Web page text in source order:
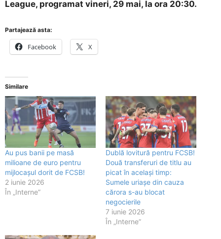
League, programat vineri, 29 mai, la ora 20:30.
Partajează asta:
Facebook X
Similare
Au pus banii pe masă
milioane de euro pentru
mijlocașul dorit de FCSB!
2 iunie 2026
În „Interne”
Dublă lovitură pentru FCSB!
Două transferuri de titlu au
picat în același timp:
Sumele uriașe din cauza
cărora s-au blocat
negocierile
7 iunie 2026
În „Interne”